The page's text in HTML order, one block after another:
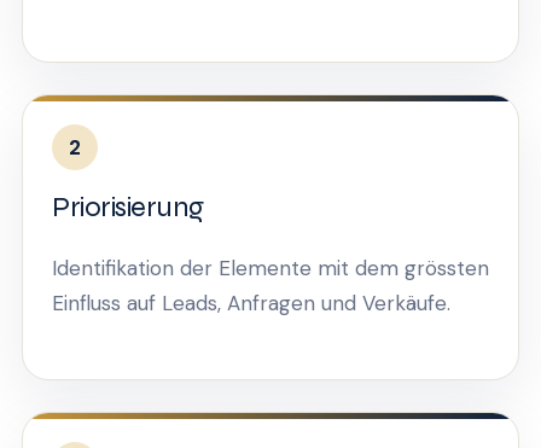
2
Priorisierung
Identifikation der Elemente mit dem grössten
Einfluss auf Leads, Anfragen und Verkäufe.